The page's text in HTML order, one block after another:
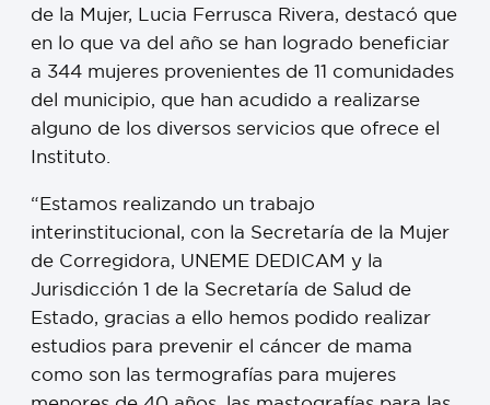
de la Mujer, Lucia Ferrusca Rivera, destacó que
en lo que va del año se han logrado beneficiar
a 344 mujeres provenientes de 11 comunidades
del municipio, que han acudido a realizarse
alguno de los diversos servicios que ofrece el
Instituto.
“Estamos realizando un trabajo
interinstitucional, con la Secretaría de la Mujer
de Corregidora, UNEME DEDICAM y la
Jurisdicción 1 de la Secretaría de Salud de
Estado, gracias a ello hemos podido realizar
estudios para prevenir el cáncer de mama
como son las termografías para mujeres